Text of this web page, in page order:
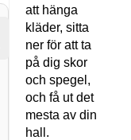
att hänga
kläder, sitta
ner för att ta
på dig skor
och spegel,
och få ut det
mesta av din
hall.